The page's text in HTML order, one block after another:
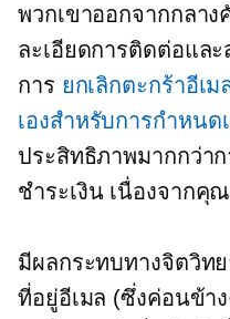
พวกเขาออกจากกลา
ละเอียดการติดต่อแล
การ ยกเลิกตะกร้าอีเม
เองสำหรับการกำหนด
ประสิทธิภาพมากกว่า
ชำระเงิน เนื่องจากคุ
มีผลกระทบทางจิตวิท
ที่อยู่อีเมล (ซึ่งค่อนข้า